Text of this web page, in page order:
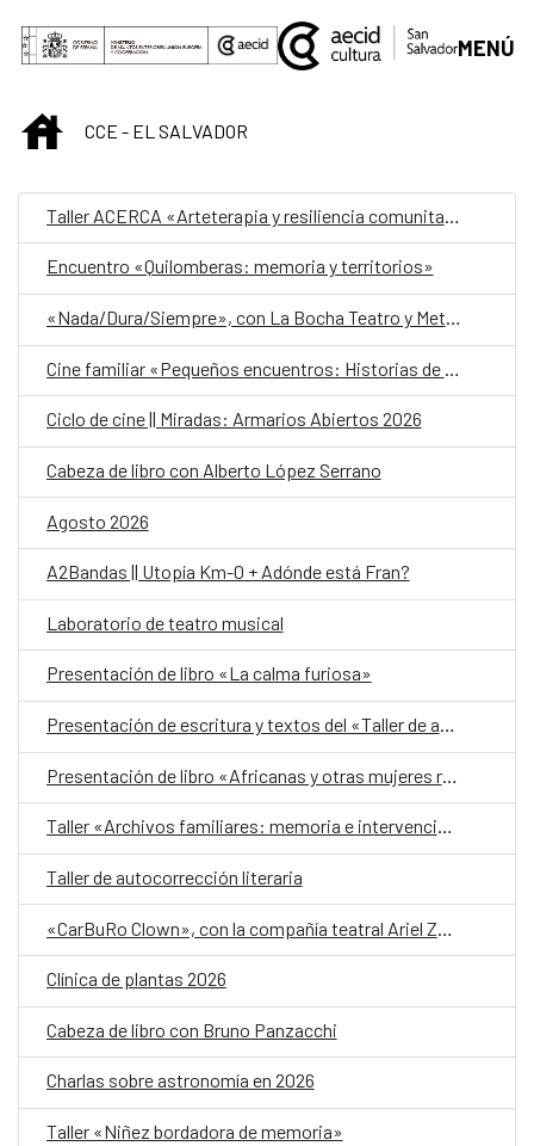
Saltar al contenido principal
MENÚ
INICIOCCE - EL SALVADOR
Encuentro «Quilomberas: memoria y territorios»
«Nada/Dura/Siempre», con La Bocha Teatro y Metafórica
Ciclo de cine || Miradas: Armarios Abiertos 2026
Cabeza de libro con Alberto López Serrano
Agosto 2026
A2Bandas || Utopía Km-0 + Adónde está Fran?
Laboratorio de teatro musical
Presentación de libro «La calma furiosa»
Presentación de escritura y textos del «Taller de autobiografía para mujeres 70+»
Presentación de libro «Africanas y otras mujeres racializadas»
Taller «Archivos familiares: memoria e intervención»
Taller de autocorrección literaria
Clínica de plantas 2026
Cabeza de libro con Bruno Panzacchi
Charlas sobre astronomía en 2026
Taller «Niñez bordadora de memoria»